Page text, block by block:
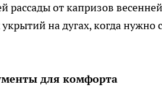
рассады от капризов
на дугах, когда нужно
для комфорта